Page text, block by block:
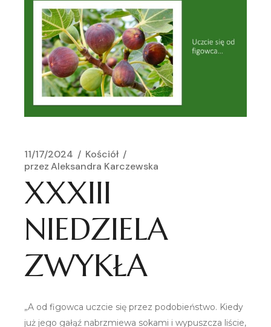
11/17/2024
Kościół
przez Aleksandra Karczewska
XXXIII
NIEDZIELA
ZWYKŁA
„A od figowca uczcie się przez podobieństwo. Kiedy
już jego gałąź nabrzmiewa sokami i wypuszcza liście,